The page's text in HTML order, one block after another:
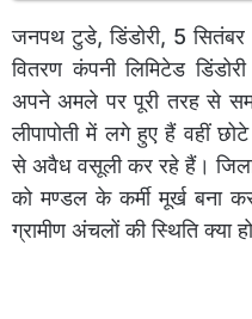
जनपथ टुडे, डिंडोरी, 5 सितंबर
वितरण कंपनी लिमिटेड
अपने अमले पर पूरी तरह से
लीपापोती में लगे हुए हैं वहीं
से अवैध वसूली कर रहे हैं।
को मण्डल के कर्मी मूर्ख बना
ग्रामीण अंचलों की स्थिति क्या